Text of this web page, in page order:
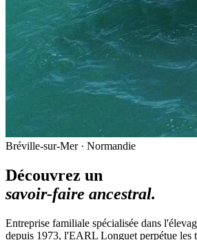
Bréville-sur-Mer · Normandie
Découvrez un
savoir-faire ancestral.
Entreprise familiale spécialisée dans
depuis 1973, l'EARL Longuet perpétue les